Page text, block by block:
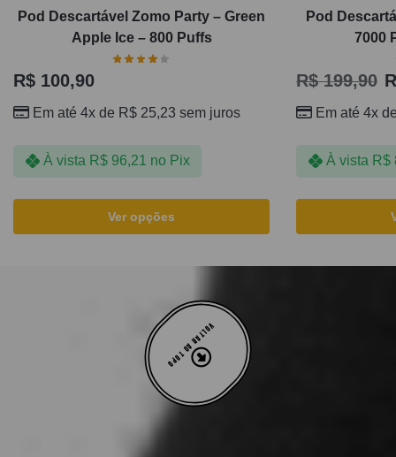
Pod Descartável Zomo Party – Green
Apple Ice – 800 Puffs
R$ 100,90
Em até 4x de R$ 25,23 sem juros
À vista R$96,21 no Pix
Ver opções
Pod
7000
R$199,90
Em até 4x
À vista R$
VOLTAR AO TOPO